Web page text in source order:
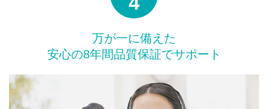
万が一に備えた
安心の8年間品質保証でサポート